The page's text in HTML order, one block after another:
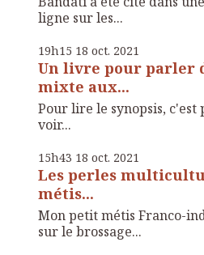
ligne sur les...
19h15 18 oct. 2021
Un livre pour parler
mixte aux...
Pour lire le synopsis, c'est
voir...
15h43 18 oct. 2021
Les perles
métis...
Mon petit métis Franco-
sur le brossage...